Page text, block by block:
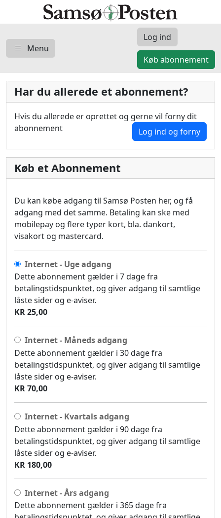
Menu
Log ind
Køb abonnement
Har du allerede et abonnement?
Hvis du allerede er oprettet og gerne vil forny dit
abonnement
Log ind og forny
Køb et Abonnement
Du kan købe adgang til Samsø Posten her, og få
adgang med det samme. Betaling kan ske med
mobilepay og flere typer kort, bla. dankort,
visakort og mastercard.
Internet - Uge adgang
Dette abonnement gælder i 7 dage fra
betalingstidspunktet, og giver adgang til samtlige
låste sider og e-aviser.
KR 25,00
Internet - Måneds adgang
Dette abonnement gælder i 30 dage fra
betalingstidspunktet, og giver adgang til samtlige
låste sider og e-aviser.
KR 70,00
Internet - Kvartals adgang
Dette abonnement gælder i 90 dage fra
betalingstidspunktet, og giver adgang til samtlige
låste sider og e-aviser.
KR 180,00
Internet - Års adgang
Dette abonnement gælder i 365 dage fra